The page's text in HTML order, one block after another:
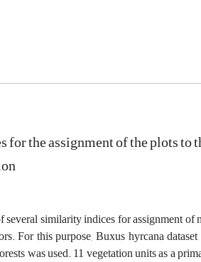
the assignment of the plots
similarity indices for assignment
For this purpose, Buxus hyrcana
was used. 11 vegetation units as a